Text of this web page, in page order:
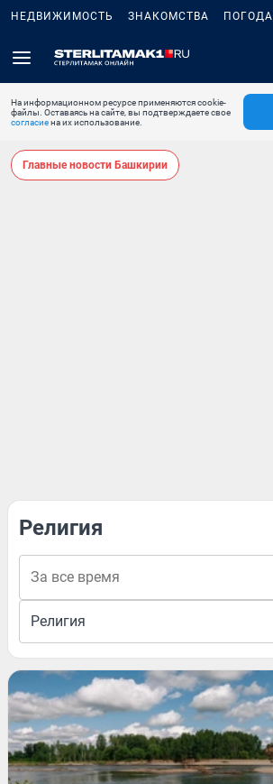
НЕДВИЖИМОСТЬ ЗНАКОМСТВА ПОГОДА
На информационном ресурсе применяются cookie-
файлы. Оставаясь на сайте, вы подтверждаете свое
согласиена их использование.
Главные новости Башкирии
Религия